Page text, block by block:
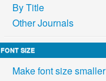
By Title
Other Journals
FONT SIZE
Make font size smaller